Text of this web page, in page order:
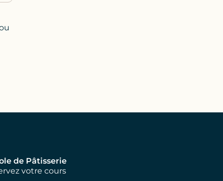
de Pâtisserie
votre cours